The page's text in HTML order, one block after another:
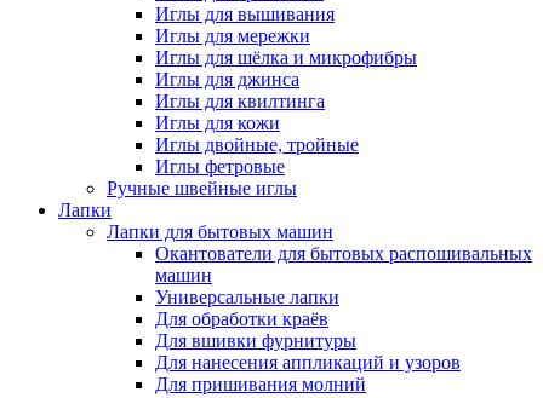
Иглы для вышивания
Иглы для мережки
Иглы для шёлка и микрофибры
Иглы для джинса
Иглы для квилтинга
Иглы для кожи
Иглы двойные, тройные
Иглы фетровые
Ручные швейные иглы
Лапки
Лапки для бытовых машин
Окантователи для бытовых распошивальных
машин
Универсальные лапки
Для обработки краёв
Для вшивки фурнитуры
Для нанесения аппликаций и узоров
Для пришивания молний